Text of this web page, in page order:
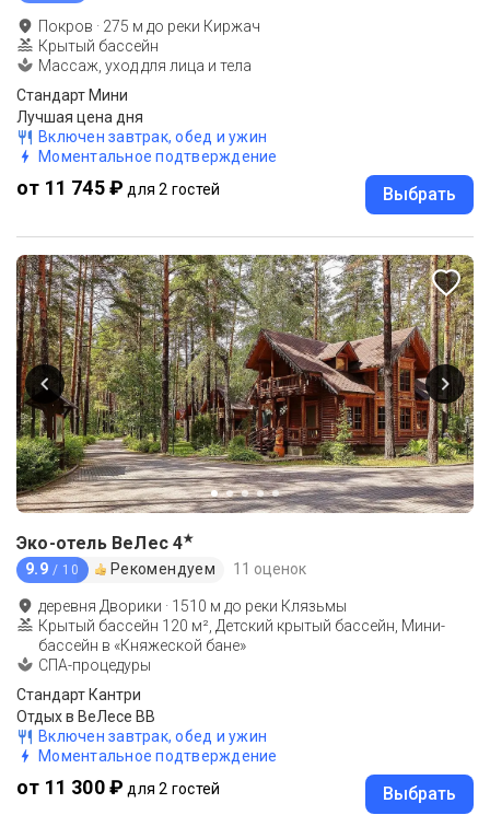
Покров · 275 м до реки Киржач
Крытый бассейн
Массаж, уход для лица и тела
Стандарт Мини
Лучшая цена дня
Включен завтрак, обед и ужин
Моментальное подтверждение
от 11 745 ₽ для 2 гостей Выбрать
Эко-отель ВеЛес 4★
9.9 / 10 Рекомендуем 11 оценок
деревня Дворики · 1510 м до реки Клязьмы
Крытый бассейн 120 м², Детский крытый бассейн, Мини-
бассейн в «Княжеской бане»
СПА-процедуры
Стандарт Кантри
Отдых в ВеЛесе BB
Включен завтрак, обед и ужин
Моментальное подтверждение
от 11 300 ₽ для 2 гостей Выбрать